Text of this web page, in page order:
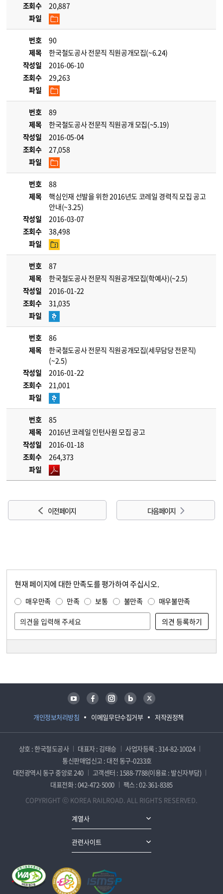
조회수
20,887
파일
번호
90
제목
한국철도공사 전문직 직원공개모집(~6.24)
작성일
2016-06-10
조회수
29,263
파일
번호
89
제목
한국철도공사 전문직 직원공개 모집(~5.19)
작성일
2016-05-04
조회수
27,058
파일
번호
88
제목
핵심인재 선발을 위한 2016년도 코레일 경력직 모집 공고
안내(~3.25)
작성일
2016-03-07
조회수
38,498
파일
번호
87
제목
한국철도공사 전문직 직원공개모집(학예사)(~2.5)
작성일
2016-01-22
조회수
31,035
파일
번호
86
제목
한국철도공사 전문직 직원공개모집(세무담당 전문직)
(~2.5)
작성일
2016-01-22
조회수
21,001
파일
번호
85
제목
2016년 코레일 인턴사원 모집 공고
작성일
2016-01-18
조회수
264,373
파일
이전 페이지 다음 페이지
현재 페이지에 대한 만족도를 평가하여 주십시오.
매우만족 만족 보통 불만족 매우불만족
개인정보처리방침 이메일무단수집거부 저작권정책
유튜브 페이스북 인스타그램 블로그 트위터
상호 : 한국철도공사 대표자 : 김태승
사업자등록 : 314-82-10024
통신판매업신고 : 대전 동구-0233호
대전광역시 동구 중앙로 240
고객센터 : 1588-7788(이용료 : 발신자부담)
대표전화 : 042-472-5000
팩스 : 02-361-8385
COPYRIGHT ⓒ KOREA RAILROAD. ALL RIGHTS RESERVED.
계열사
관련사이트